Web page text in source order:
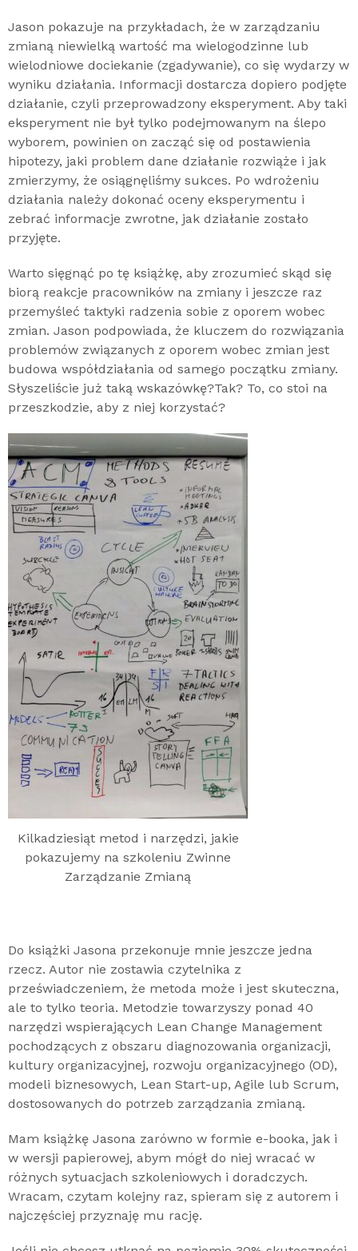
Jason pokazuje na przykładach, że w zarządzaniu
zmianą niewielką wartość ma wielogodzinne lub
wielodniowe dociekanie (zgadywanie), co się wydarzy w
wyniku działania. Informacji dostarcza dopiero podjęte
działanie, czyli przeprowadzony eksperyment. Aby taki
eksperyment nie był tylko podejmowanym na ślepo
wyborem, powinien on zacząć się od postawienia
hipotezy, jaki problem dane działanie rozwiąże i jak
zmierzymy, że osiągnęliśmy sukces. Po wdrożeniu
działania należy dokonać oceny eksperymentu i
zebrać informacje zwrotne, jak działanie zostało
przyjęte.
Warto sięgnąć po tę książkę, aby zrozumieć skąd się
biorą reakcje pracowników na zmiany i jeszcze raz
przemyśleć taktyki radzenia sobie z oporem wobec
zmian. Jason podpowiada, że kluczem do rozwiązania
problemów związanych z oporem wobec zmian jest
budowa współdziałania od samego początku zmiany.
Słyszeliście już taką wskazówkę?Tak? To, co stoi na
przeszkodzie, aby z niej korzystać?
Kilkadziesiąt metod i narzędzi, jakie
pokazujemy na szkoleniu Zwinne
Zarządzanie Zmianą
Do książki Jasona przekonuje mnie jeszcze jedna
rzecz. Autor nie zostawia czytelnika z
przeświadczeniem, że metoda może i jest skuteczna,
ale to tylko teoria. Metodzie towarzyszy ponad 40
narzędzi wspierających Lean Change Management
pochodzących z obszaru diagnozowania organizacji,
kultury organizacyjnej, rozwoju organizacyjnego (OD),
modeli biznesowych, Lean Start-up, Agile lub Scrum,
dostosowanych do potrzeb zarządzania zmianą.
Mam książkę Jasona zarówno w formie e-booka, jak i
w wersji papierowej, abym mógł do niej wracać w
różnych sytuacjach szkoleniowych i doradczych.
Wracam, czytam kolejny raz, spieram się z autorem i
najczęściej przyznaję mu rację.